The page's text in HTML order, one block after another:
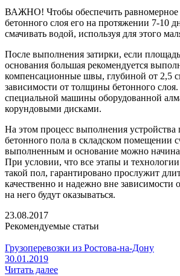
ВАЖНО! Чтобы обеспечить
бетонного слоя его на протяжении 7-10
смачивать водой, используя для этого
После выполнения затирки, если
основания большая рекомендуется
компенсационные швы, глубиной от 2,5
зависимости от толщины бетонного
специальной машины оборудованной
корундовыми дисками.
На этом процесс выполнения
бетонного пола в складском помещении
выполненным и основание можно
При условии, что все этапы и
такой пол, гарантировано прослужит
качественно и надежно вне зависимости
на него будут оказываться.
23.08.2017
Рекомендуемые статьи
Грузоперевозки из Ростова-на-Дону
30.01.2019
Читать далее